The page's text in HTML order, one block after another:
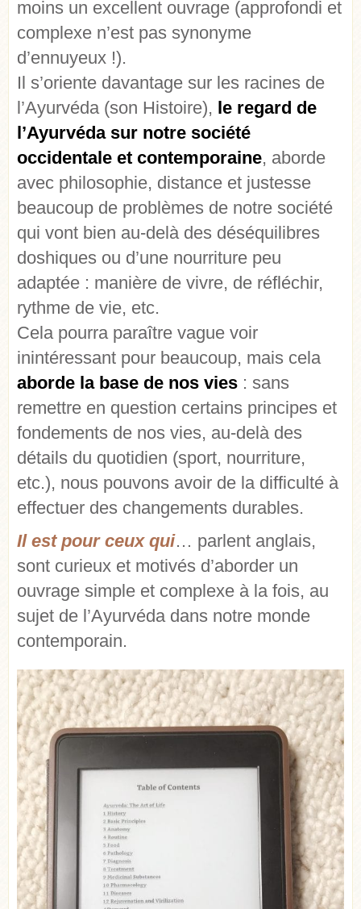
moins un excellent ouvrage (approfondi et
complexe n’est pas synonyme
d’ennuyeux !).
Il s’oriente davantage sur les racines de
l’Ayurvéda (son Histoire), le regard de
l’Ayurvéda sur notre société
occidentale et contemporaine, aborde
avec philosophie, distance et justesse
beaucoup de problèmes de notre société
qui vont bien au-delà des déséquilibres
doshiques ou d’une nourriture peu
adaptée : manière de vivre, de réfléchir,
rythme de vie, etc.
Cela pourra paraître vague voir
inintéressant pour beaucoup, mais cela
aborde la base de nos vies : sans
remettre en question certains principes et
fondements de nos vies, au-delà des
détails du quotidien (sport, nourriture,
etc.), nous pouvons avoir de la difficulté à
effectuer des changements durables.
Il est pour ceux qui… parlent anglais,
sont curieux et motivés d’aborder un
ouvrage simple et complexe à la fois, au
sujet de l’Ayurvéda dans notre monde
contemporain.